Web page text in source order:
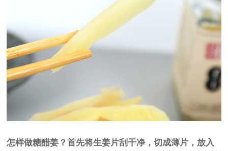
怎样做糖醋姜？首先将生姜片刮干净，切成薄片，放入